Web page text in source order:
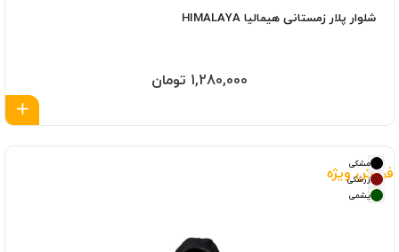
شلوار پلار زمستانی هیمالیا HIMALAYA
1,280,000 تومان
فروش ویژه
مشکی
زرشکی
یشمی